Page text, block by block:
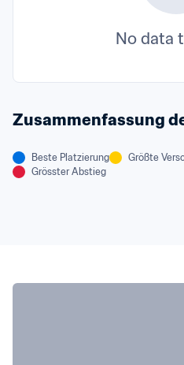
No data
Zusammenfassung
Beste Platzierung Größte
Grösster Abstieg